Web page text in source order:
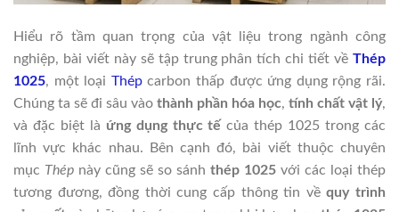
Hiểu rõ tầm quan trọng của vật liệu trong ngành công
nghiệp, bài viết này sẽ tập trung phân tích chi tiết về Thép
1025, một loại Thépcarbon thấp được ứng dụng rộng rãi.
Chúng ta sẽ đi sâu vào thành phần hóa học, tính chất vật lý,
và đặc biệt là ứng dụng thực tế của thép 1025 trong các
lĩnh vực khác nhau. Bên cạnh đó, bài viết thuộc chuyên
mục Thép này cũng sẽ so sánh thép 1025 với các loại thép
tương đương, đồng thời cung cấp thông tin vềquy trình